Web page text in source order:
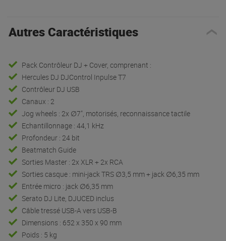
Autres Caractéristiques
Pack Contrôleur DJ + Cover, comprenant :
Hercules DJ DJControl Inpulse T7
Contrôleur DJ USB
Canaux : 2
Jog wheels : 2x ∅7", motorisés, reconnaissance tactile
Echantillonnage : 44,1 kHz
Profondeur : 24 bit
Beatmatch Guide
Sorties Master : 2x XLR + 2x RCA
Sorties casque : mini-jack TRS ∅3,5 mm + jack ∅6,35 mm
Entrée micro : jack ∅6,35 mm
Serato DJ Lite, DJUCED inclus
Câble tressé USB-A vers USB-B
Dimensions : 652 x 350 x 90 mm
Poids : 5 kg